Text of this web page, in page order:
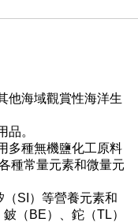
他海域觀賞性海洋生
品。
多種無機鹽化工原料
種常量元素和微量元
SI）等營養元素和
（BE）、鉈（TL）